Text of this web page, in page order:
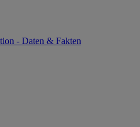
- Daten & Fakten